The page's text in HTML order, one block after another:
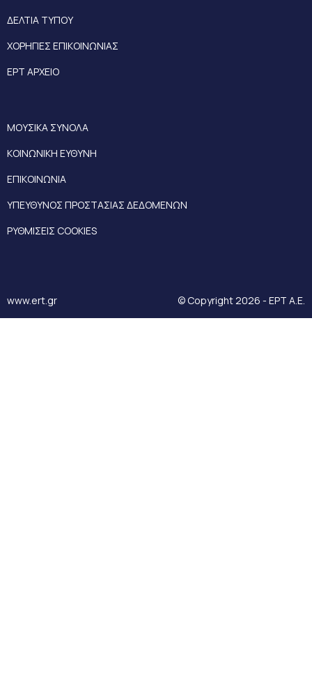
ΔΕΛΤΙΑ ΤΥΠΟΥ
ΧΟΡΗΓΙΕΣ ΕΠΙΚΟΙΝΩΝΙΑΣ
ΕΡΤ ΑΡΧΕΙΟ
ΜΟΥΣΙΚΑ ΣΥΝΟΛΑ
ΚΟΙΝΩΝΙΚΗ ΕΥΘΥΝΗ
ΕΠΙΚΟΙΝΩΝΙΑ
ΥΠΕΥΘΥΝΟΣ ΠΡΟΣΤΑΣΙΑΣ ΔΕΔΟΜΕΝΩΝ
ΡΥΘΜΙΣΕΙΣ COOKIES
www.ert.gr © Copyright 2026 - ΕΡΤ Α.Ε.